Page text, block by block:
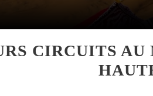
CIRCUITS AU